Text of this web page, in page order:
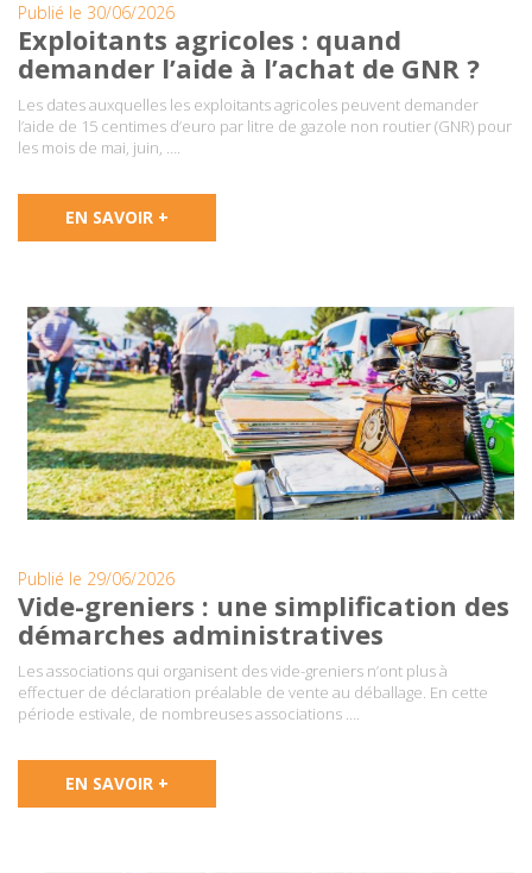
Publié le 30/06/2026
Exploitants agricoles : quand
demander l’aide à l’achat de GNR ?
Les dates auxquelles les exploitants agricoles peuvent demander
l’aide de 15 centimes d’euro par litre de gazole non routier (GNR) pour
les mois de mai, juin, ….
EN SAVOIR +
Publié le 29/06/2026
Vide-greniers : une simplification des
démarches administratives
Les associations qui organisent des vide-greniers n’ont plus à
effectuer de déclaration préalable de vente au déballage. En cette
période estivale, de nombreuses associations ….
EN SAVOIR +